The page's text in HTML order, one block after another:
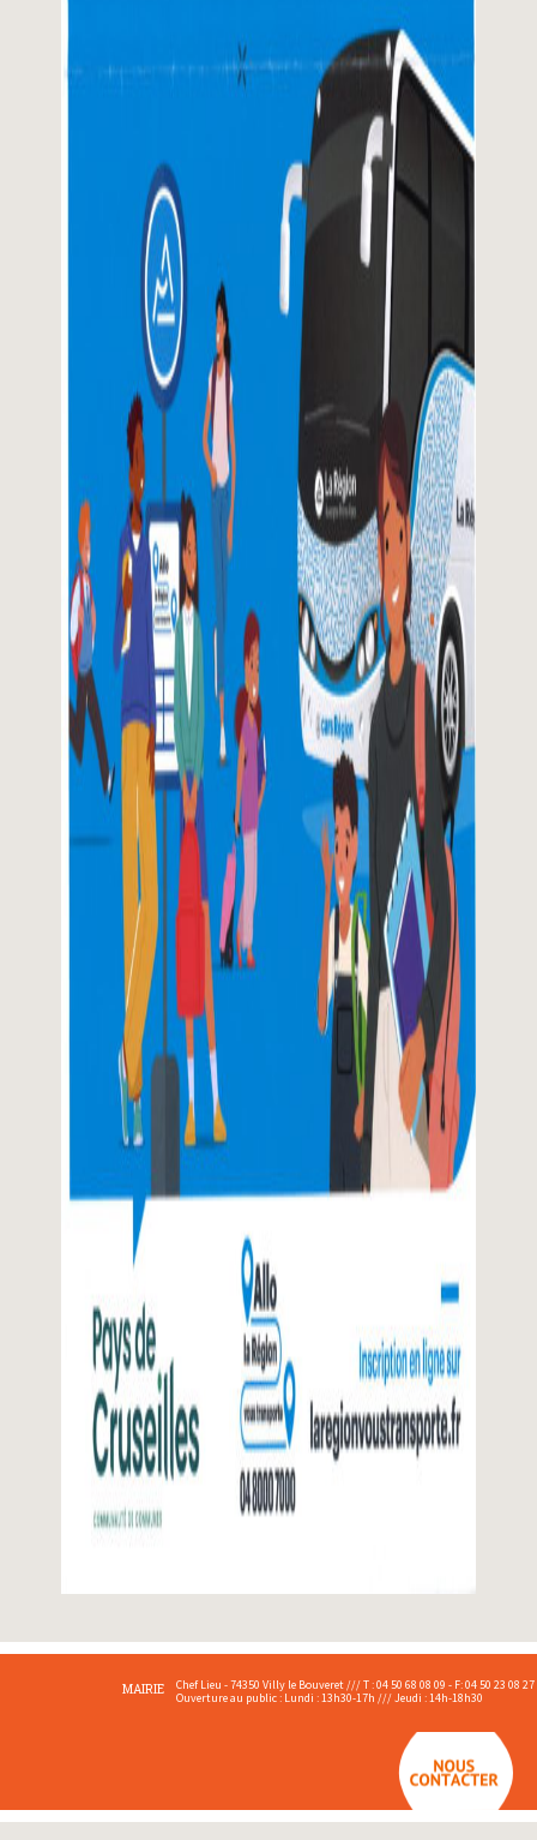
MAIRIE
Chef Lieu - 74350 Villy le Bouveret /// T : 04 50 68 08 09 - F: 04 50 23 08 27
Ouverture au public : Lundi : 13h30-17h /// Jeudi : 14h-18h30